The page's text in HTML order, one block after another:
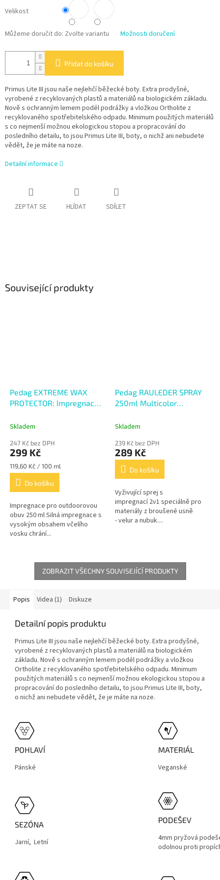
Velikost
Můžeme doručit do: Zvolte variantu Možnosti doručení
Přidat do košíku
Primus Lite III jsou naše nejlehčí běžecké boty. Extra prodyšné,
vyrobené z recyklovaných plastů a materiálů na biologickém základu.
Nově s ochranným lemem podél podrážky a vložkou Ortholite z
recyklovaného spotřebitelského odpadu. Minimum použitých materiálů
s co nejmenší možnou ekologickou stopou a propracování do
posledního detailu, to jsou Primus Lite III, boty, o nichž ani nebudete
vědět, že je máte na noze.
Detailní informace
ZEPTAT SE HLÍDAT SDÍLET
Související produkty
Pedag EXTREME WAX
PROTECTOR: Impregnace s
Skladem
247 Kč bez DPH
299 Kč
Měrná
cena:
119,60 Kč / 100 ml
Do košíku
Impregnace pro outdoorovou
obuv 250 ml Silná impregnace s
vysokým obsahem včelího
vosku chrání...
Pedag RAULEDER SPRAY
250ml Multicolor
impregnací
Skladem
239 Kč bez DPH
289 Kč
Do košíku
Vyživující sprej s
impregnací 2v1 speciálně pro
materiály z broušené usně
- velur a nubuk....
ZOBRAZIT VŠECHNY SOUVISEJÍCÍ PRODUKTY
Popis Videa (1) Diskuze
Detailní popis produktu
Primus Lite III jsou naše nejlehčí běžecké boty. Extra prodyšné,
vyrobené z recyklovaných plastů a materiálů na biologickém
základu. Nově s ochranným lemem podél podrážky a vložkou
Ortholite z recyklovaného spotřebitelského odpadu. Minimum
použitých materiálů s co nejmenší možnou ekologickou stopou a
propracování do posledního detailu, to jsou Primus Lite III, boty,
o nichž ani nebudete vědět, že je máte na noze.
POHLAVÍ
Pánské
MATERIÁL
Veganské
SEZÓNA
Jarní, Letní
PODEŠEV
4mm pryžová
odolnou proti